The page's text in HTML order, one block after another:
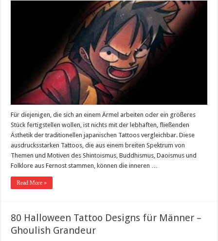
Für diejenigen, die sich an einem Ärmel arbeiten oder ein größeres
Stück fertigstellen wollen, ist nichts mit der lebhaften, fließenden
Ästhetik der traditionellen japanischen Tattoos vergleichbar. Diese
ausdrucksstarken Tattoos, die aus einem breiten Spektrum von
Themen und Motiven des Shintoismus, Buddhismus, Daoismus und
Folklore aus Fernost stammen, können die inneren …
Read More »
80 Halloween Tattoo Designs für Männer –
Ghoulish Grandeur